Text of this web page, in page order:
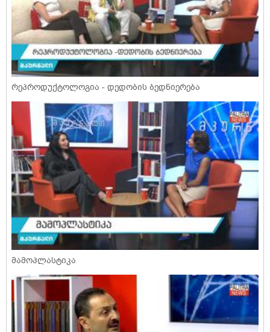
რეპროდუქტოლოგია - დედობის ბედნიერება
მამოპლასტიკა